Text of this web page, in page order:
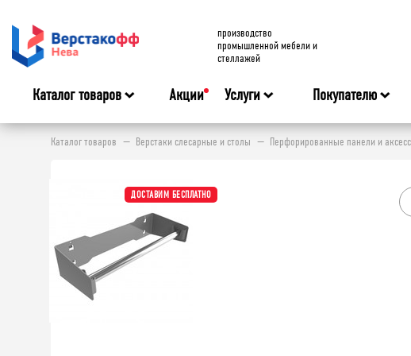
производство
промышленной мебели и
стеллажей
Каталог товаров Акции Услуги Покупателю
Каталог товаров Верстаки слесарные и столы Перфорированные панели и
ДОСТАВИМ БЕСПЛАТНО